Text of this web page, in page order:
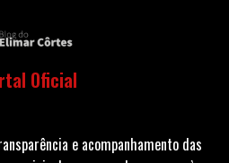
Oficial
e acompanhamento das